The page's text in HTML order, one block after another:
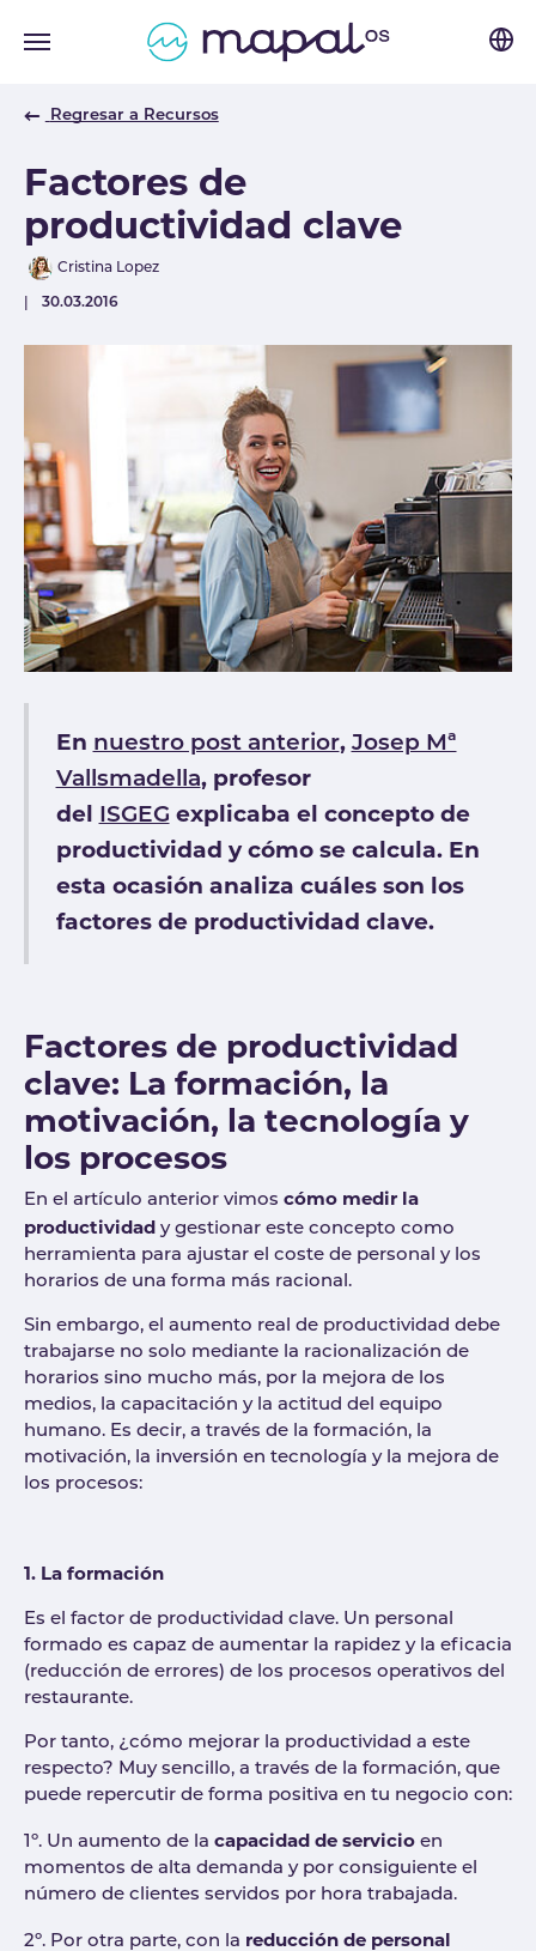
Regresar a Recursos
Factores de
productividad clave
AuthorCristina Lopez
Published
30.03.2016
En nuestro post anterior, Josep Mª
Vallsmadella, profesor
del
ISGEG explicaba el concepto de
productividad y cómo se calcula. En
esta ocasión analiza cuáles son los
factores de productividad clave.
Factores de productividad
clave: La formación, la
motivación, la tecnología y
los procesos
En el artículo anterior vimos cómo medir la
productividad y gestionar este concepto como
herramienta para ajustar el coste de personal y los
horarios de una forma más racional.
Sin embargo, el aumento real de productividad debe
trabajarse no solo mediante la racionalización de
horarios sino mucho más, por la mejora de los
medios, la capacitación y la actitud del equipo
humano. Es decir, a través de la formación, la
motivación, la inversión en tecnología y la mejora de
los procesos:
1. La formación
Es el factor de productividad clave. Un personal
formado es capaz de aumentar la rapidez y la eficacia
(reducción de errores) de los procesos operativos del
restaurante.
Por tanto, ¿cómo mejorar la productividad a este
respecto? Muy sencillo, a través de la formación, que
puede repercutir de forma positiva en tu negocio con:
1º. Un aumento de la capacidad de servicio en
momentos de alta demanda y por consiguiente el
número de clientes servidos por hora trabajada.
2º. Por otra parte, con la reducción de personal